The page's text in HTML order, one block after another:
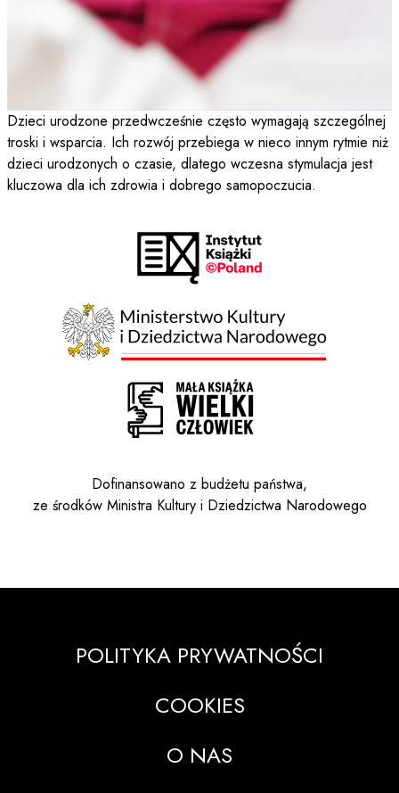
Dzieci urodzone przedwcześnie często wymagają szczególnej
troski i wsparcia. Ich rozwój przebiega w nieco innym rytmie niż
dzieci urodzonych o czasie, dlatego wczesna stymulacja jest
kluczowa dla ich zdrowia i dobrego samopoczucia.
Dofinansowano z budżetu państwa,
ze środków Ministra Kultury i Dziedzictwa Narodowego
POLITYKA PRYWATNOŚCI
COOKIES
O NAS